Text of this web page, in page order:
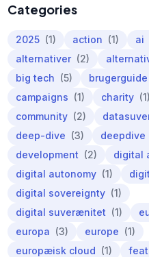
Categories
2025 (1) action (1) ai
alternativer (2)
big tech (5) brugerguide
campaigns (1) charity (1)
community (2)
deep-dive (3) deepdive
development (2) digital
digital autonomy (1)
digital sovereignty (1)
digital suverænitet (1)
europa (3) europe (1)
europæisk cloud (1)